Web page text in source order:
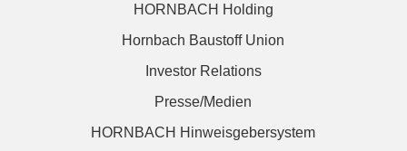
HORNBACH Holding
Hornbach Baustoff Union
Investor Relations
Presse/Medien
HORNBACH Hinweisgebersystem